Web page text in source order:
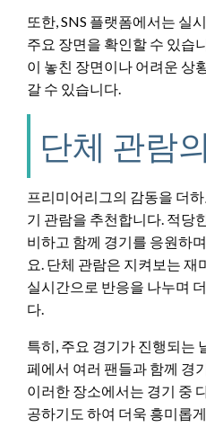
또한, SNS 플랫폼에서는 실
주요 장면을 확인할 수 있습
이 놓친 장면이나 어려운 상
갈 수 있습니다.
단체 관람
프리미어리그의 감동을 더
기 관람을 추천합니다. 적당
비하고 함께 경기를 응원하
요. 단체 관람은 지켜보는 재
실시간으로 반응을 나누며
다.
특히, 주요 경기가 진행되는
페에서 여러 팬들과 함께 경
이러한 장소에서는 경기 중
공하기도 하여 더욱 흥미롭